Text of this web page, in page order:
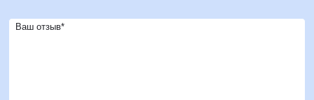
Ваш отзыв*